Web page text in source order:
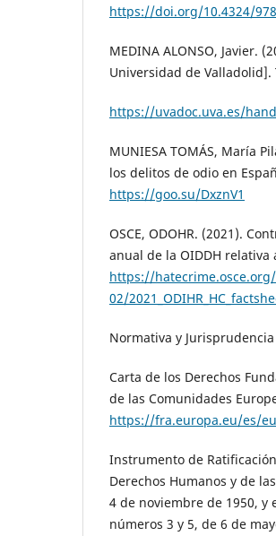
https://doi.org/10.4324/
MEDINA ALONSO, Javier.
Universidad de Valladolid].
https://uvadoc.uva.es/
MUNIESA TOMÁS, María
los delitos de odio en
https://goo.su/DxznV1
OSCE, ODOHR. (2021).
anual de la OIDDH
https://
02/
Normativa y
Carta de los Derechos
de las Comunidades
https://fra.europa.eu/es/
Instrumento de
Derechos Humanos y de
4 de noviembre de 1950, y
números 3 y 5, de 6 de